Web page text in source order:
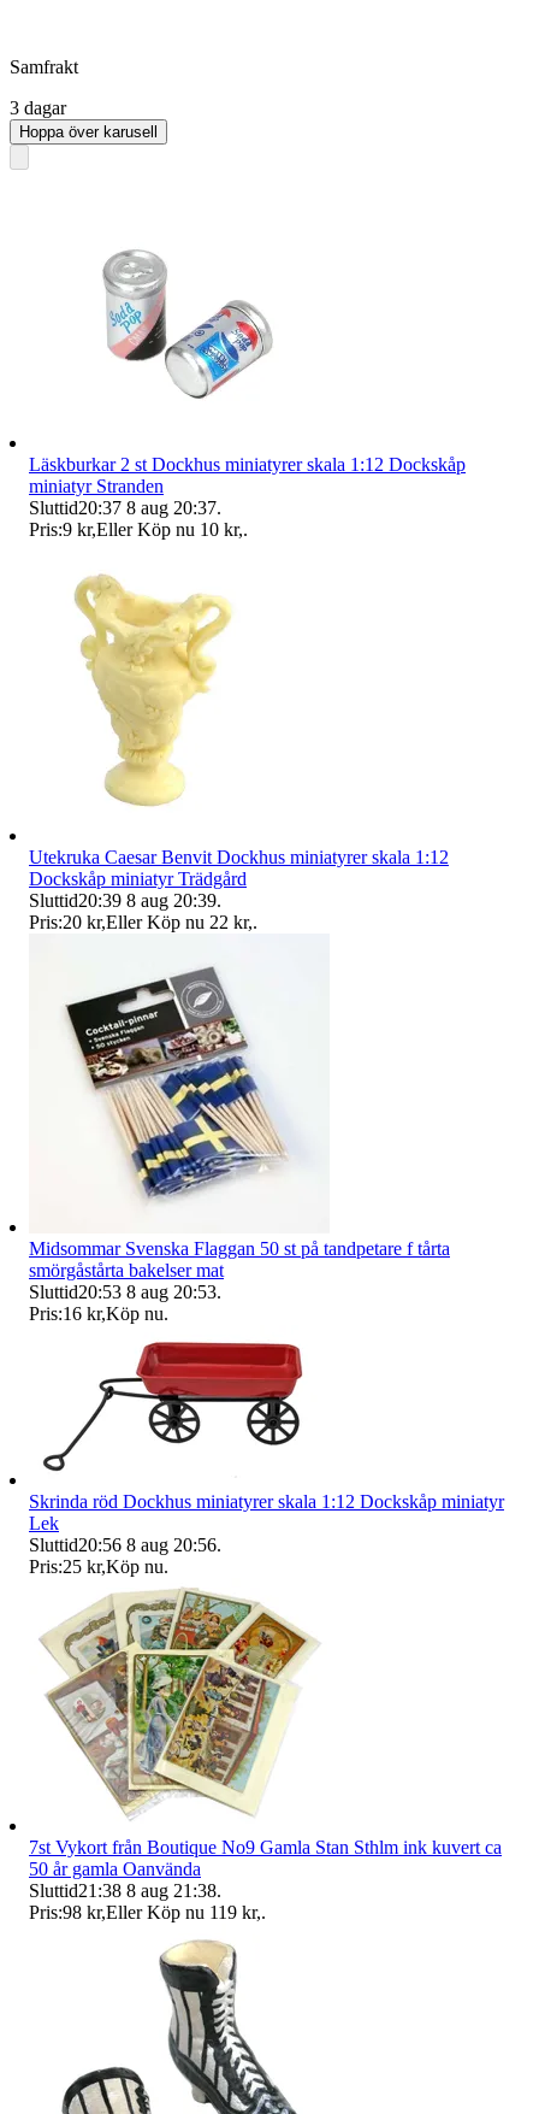
Samfrakt
3 dagar
Hoppa över karusell
Läskburkar 2 st Dockhus miniatyrer skala 1:12 Dockskåp
miniatyr Stranden
Sluttid20:37 8 aug 20:37.
Pris:9 kr,Eller Köp nu 10 kr,.
Utekruka Caesar Benvit Dockhus miniatyrer skala 1:12
Dockskåp miniatyr Trädgård
Sluttid20:39 8 aug 20:39.
Pris:20 kr,Eller Köp nu 22 kr,.
Midsommar Svenska Flaggan 50 st på tandpetare f tårta
smörgåstårta bakelser mat
Sluttid20:53 8 aug 20:53.
Pris:16 kr,Köp nu.
Skrinda röd Dockhus miniatyrer skala 1:12 Dockskåp miniatyr
Lek
Sluttid20:56 8 aug 20:56.
Pris:25 kr,Köp nu.
7st Vykort från Boutique No9 Gamla Stan Sthlm ink kuvert ca
50 år gamla Oanvända
Sluttid21:38 8 aug 21:38.
Pris:98 kr,Eller Köp nu 119 kr,.